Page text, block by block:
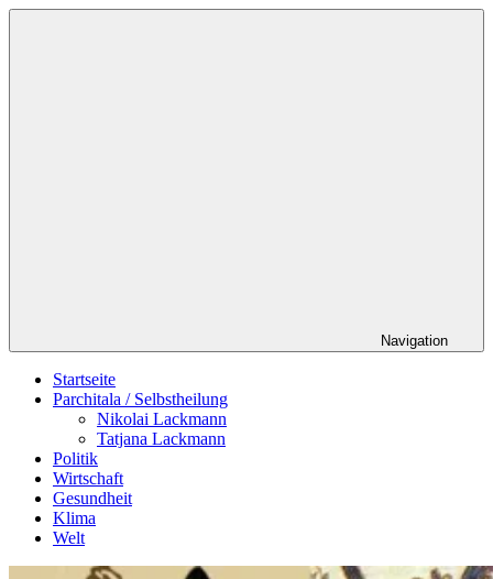
Zum
Navigation
Startseite
Parchitala / Selbstheilung
Nikolai Lackmann
Tatjana Lackmann
Politik
Wirtschaft
Gesundheit
Klima
Welt